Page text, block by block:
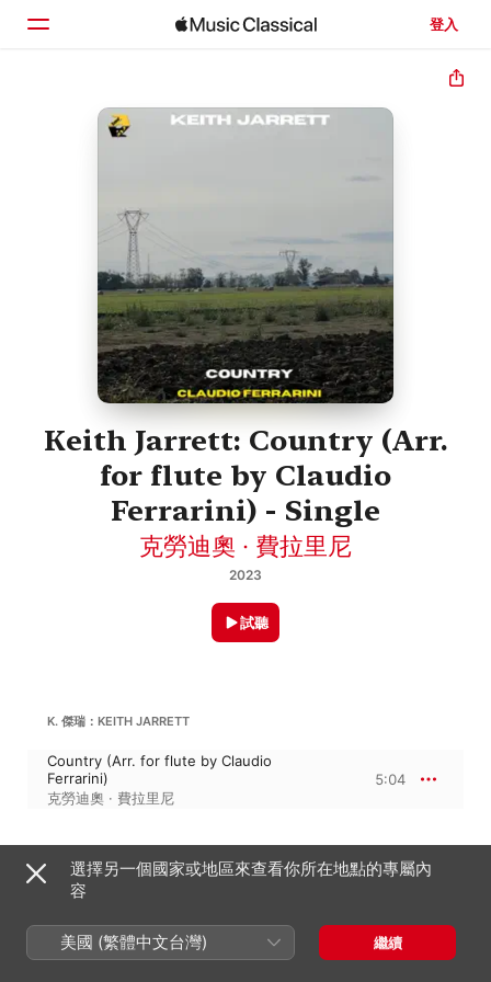
登入
首頁
Keith Jarrett: Country (Arr.
for flute by Claudio
Ferrarini) - Single
克勞迪奧 · 費拉里尼
2023
試聽
K. 傑瑞：KEITH JARRETT
Country (Arr. for flute by Claudio
Ferrarini)
克勞迪奧 · 費拉里尼
5:04
2023年9月12日
1 首曲目・5 分鐘
℗ 2023 Arte Sonora
選擇另一個國家或地區來查看你所在地點的專屬內
容
美國 (繁體中文台灣) 繼續